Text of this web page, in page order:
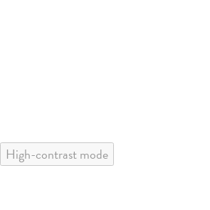
High-contrast mode